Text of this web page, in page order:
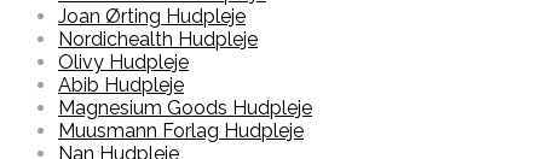
Joan Ørting Hudpleje
Nordichealth Hudpleje
Olivy Hudpleje
Abib Hudpleje
Magnesium Goods Hudpleje
Muusmann Forlag Hudpleje
Nan Hudpleje